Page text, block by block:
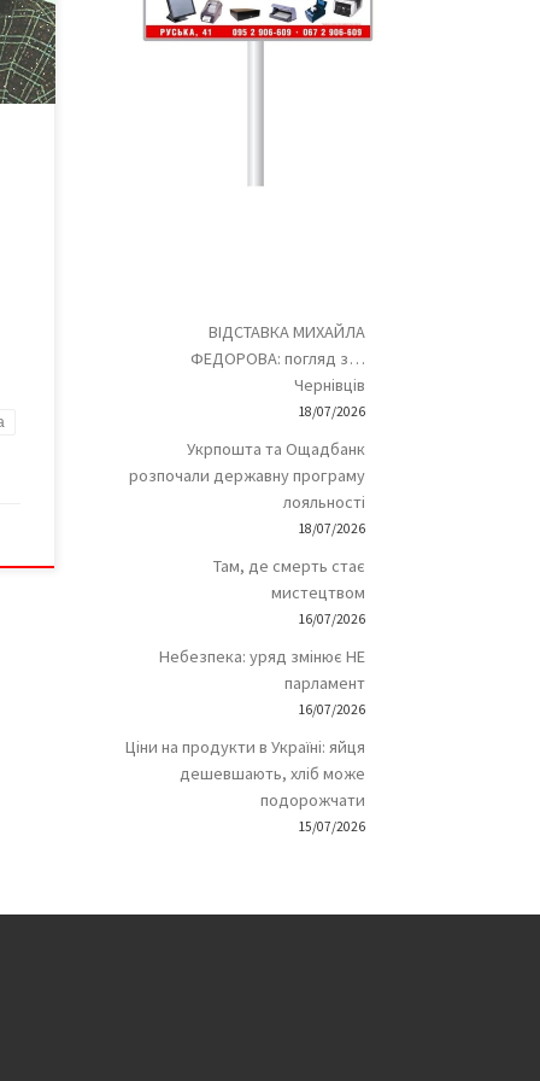
ВІДСТАВКА МИХАЙЛА
ФЕДОРОВА: погляд з…
Чернівців
18/07/2026
Укрпошта та Ощадбанк
розпочали державну програму
лояльності
18/07/2026
Там, де смерть стає
мистецтвом
16/07/2026
Небезпека: уряд змінює НЕ
парламент
16/07/2026
Ціни на продукти в Україні: яйця
дешевшають, хліб може
подорожчати
15/07/2026